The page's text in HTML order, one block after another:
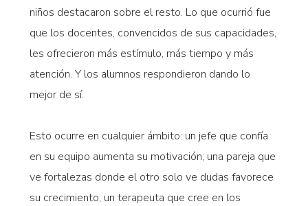
niños destacaron sobre el resto. Lo que ocurrió fue
que los docentes, convencidos de sus capacidades,
les ofrecieron más estímulo, más tiempo y más
atención. Y los alumnos respondieron dando lo
mejor de sí.
Esto ocurre en cualquier ámbito: un jefe que confía
en su equipo aumenta su motivación; una pareja que
ve fortalezas donde el otro solo ve dudas favorece
su crecimiento; un terapeuta que cree en los